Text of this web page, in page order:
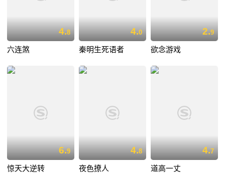
4.8
六连煞
4.0
秦明生死语者
2.9
欲念游戏
6.9
惊天大逆转
4.8
夜色撩人
4.7
道高一丈